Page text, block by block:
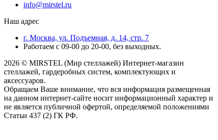
info@mirstel.ru
Наш адрес
г. Москва, ул. Подъемная, д. 14, стр. 7
Работаем с 09-00 до 20-00, без выходных.
2026 © MIRSTEL (Мир стеллажей) Интернет-магазин
стеллажей, гардеробных систем, комплектующих и
аксессуаров.
Обращаем Ваше внимание, что вся информация размещенная
на данном интернет-сайте носит информационный характер и
не является публичной офертой, определяемой положениями
Статьи 437 (2) ГК РФ.